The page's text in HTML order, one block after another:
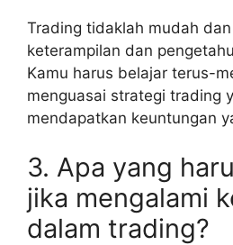
Trading tidaklah mudah
keterampilan dan
Kamu harus belajar terus-
menguasai strategi trading
mendapatkan keuntungan
3. Apa yang
jika mengalami
dalam trading?